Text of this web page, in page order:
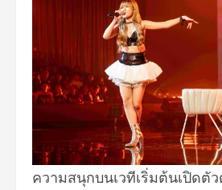
ความสนุกบนเวทีเริ่มต้นเปิดตั